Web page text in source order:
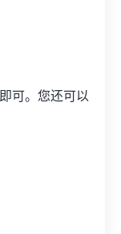
可。您还可以